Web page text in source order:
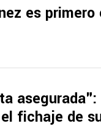
es
fichaje de